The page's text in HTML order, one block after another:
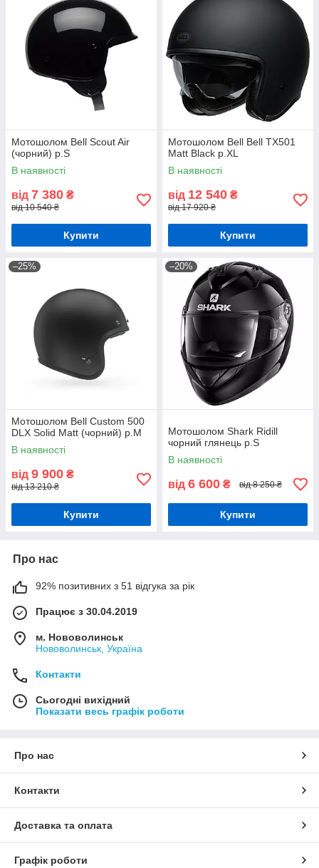
Мотошолом Bell Scout Air
(чорний) р.S
В наявності
від 7 380 ₴
від 10 540 ₴
Купити
Мотошолом Bell Bell TX501
Matt Black р.XL
В наявності
від 12 540 ₴
від 17 920 ₴
Купити
–25%
Мотошолом Bell Custom 500
DLX Solid Matt (чорний) р.М
В наявності
від 9 900 ₴
від 13 210 ₴
Купити
–20%
Мотошолом Shark Ridill
чорний глянець р.S
В наявності
від 6 600 ₴ від 8 250 ₴
Купити
Про нас
92% позитивних з 51 відгука за рік
Працює з 30.04.2019
м. Нововолинськ
Нововолинськ, Україна
Контакти
Сьогодні вихідний
Показати весь графік роботи
Про нас
Контакти
Доставка та оплата
Графік роботи